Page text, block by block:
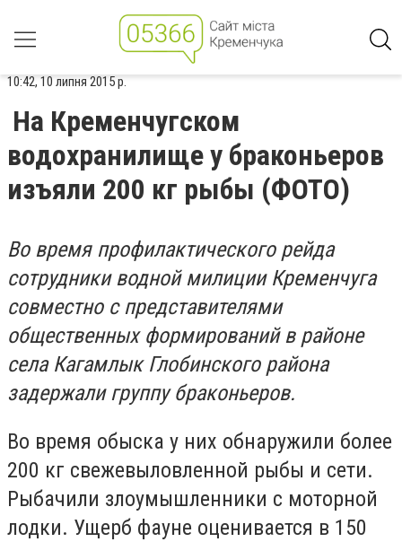
10:42, 10 липня 2015 р.
На Кременчугском
водохранилище у браконьеров
изъяли 200 кг рыбы (ФОТО)
Во время профилактического рейда
сотрудники водной милиции Кременчуга
совместно с представителями
общественных формирований в районе
села Кагамлык Глобинского района
задержали группу браконьеров.
Во время обыска у них обнаружили более
200 кг свежевыловленной рыбы и сети.
Рыбачили злоумышленники с моторной
лодки. Ущерб фауне оценивается в 150